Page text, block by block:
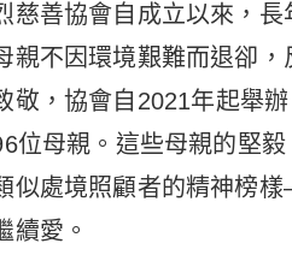
慈善協會自成立以來，
親不因環境艱難而退卻
敬，協會自2021年起舉
位母親。這些母親的堅
似處境照顧者的精神榜
續愛。